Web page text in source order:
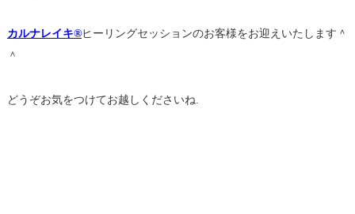
カルナレイキ®ヒーリングセッションのお客様をお迎えいたします＾
＾
どうぞお気をつけてお越しくださいね.